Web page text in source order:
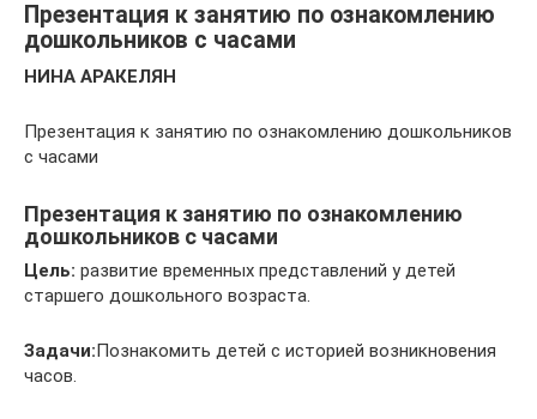
Презентация к занятию по ознакомлению
дошкольников с часами
НИНА АРАКЕЛЯН
Презентация к занятию по ознакомлению дошкольников
с часами
Презентация к занятию по ознакомлению
дошкольников с часами
Цель: развитие временных представлений у детей
старшего дошкольного возраста.
Задачи:Познакомить детей с историей возникновения
часов.